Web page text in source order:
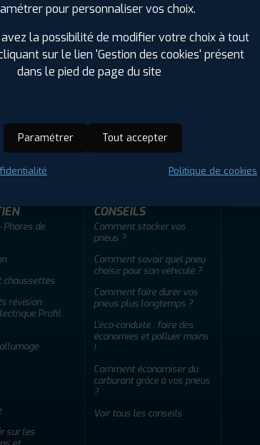
Offres d'emploi FAQ
Phares de
chaussettes
révision
Profil
sur les
CONSEILS
Comment stocker vos
pneus ?
Comment savoir quel pneu
choisir pour son véhicule ?
Comment faire durer vos
pneus plus longtemps ?
L'éco-conduite : faire des
économies et polluer moins
!
Comment économiser du
carburant grâce à vos pneus
?
Voir tous les conseils
pour personnaliser vos choix.
la possibilité de modifier votre choix à tout
sur le lien 'Gestion des cookies' présent
dans le pied de page du site
Paramétrer Tout accepter
Politique de cookies